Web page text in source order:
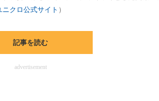
ニクロ公式サイト ）
記事を読む
advertisement